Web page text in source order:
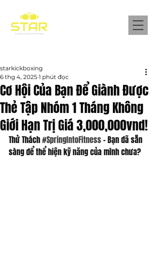
Cơ Hội Của Bạn Để Giành Được
Thẻ Tập Nhóm 1 Tháng Không
Giới Hạn Trị Giá 3,000,000vnd!
starkickboxing
6 thg 4, 2025 1 phút đọc
Thử Thách #SpringIntoFitness – Bạn đã sẵn
sàng để thể hiện kỹ năng của mình chưa?